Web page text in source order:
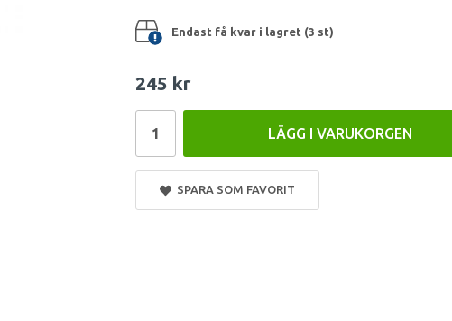
Endast få kvar i lagret (3 st)
245 kr
LÄGG I VARUKORGEN
SPARA SOM FAVORIT